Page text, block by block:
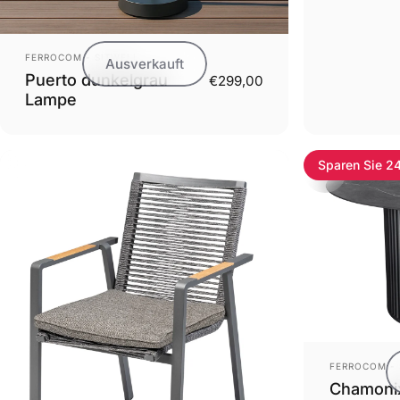
Ausverkauft
Anbieter:
FERROCOM - SITWELL
Puerto dunkelgrau
Lampe
€299,00
Sparen Sie
Anbieter:
FERROCOM -